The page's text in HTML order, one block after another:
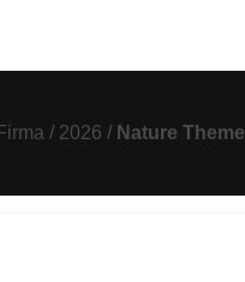
/ 2026 / Nature Theme